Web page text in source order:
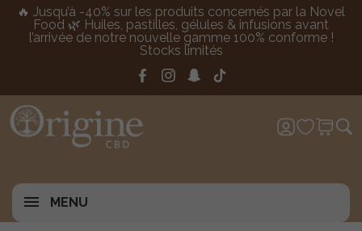
🔥 Jusqu’à -40% sur les produits concernés par la Novel
Food 🌿 Huiles, pastilles, gélules & infusions avant
l’arrivée de notre nouvelle gamme 100% conforme !
Stocks limités
MENU